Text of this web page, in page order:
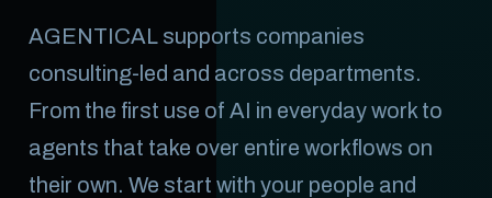
AGENTICAL supports companies
consulting-led and across departments.
From the first use of AI in everyday work to
agents that take over entire workflows on
their own. We start with your people and